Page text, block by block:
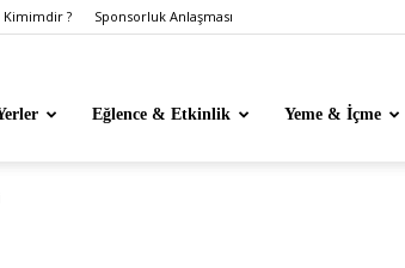
Kimimdir ? Sponsorluk Anlaşması
Eğlence & Etkinlik Yeme & İçme